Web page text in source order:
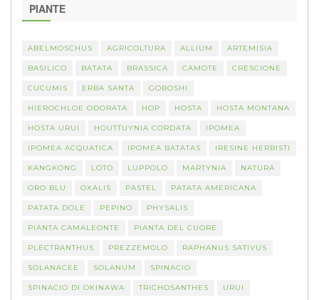
PIANTE
ABELMOSCHUS AGRICOLTURA ALLIUM ARTEMISIA
BASILICO BATATA BRASSICA CAMOTE CRESCIONE
CUCUMIS ERBA SANTA GOBOSHI
HIEROCHLOE ODORATA HOP HOSTA HOSTA MONTANA
HOSTA URUI HOUTTUYNIA CORDATA IPOMEA
IPOMEA ACQUATICA IPOMEA BATATAS IRESINE HERBISTI
KANGKONG LOTO LUPPOLO MARTYNIA NATURA
ORO BLU OXALIS PASTEL PATATA AMERICANA
PATATA DOLE PEPINO PHYSALIS
PIANTA CAMALEONTE PIANTA DEL CUORE
PLECTRANTHUS PREZZEMOLO RAPHANUS SATIVUS
SOLANACEE SOLANUM SPINACIO
SPINACIO DI OKINAWA TRICHOSANTHES URUI